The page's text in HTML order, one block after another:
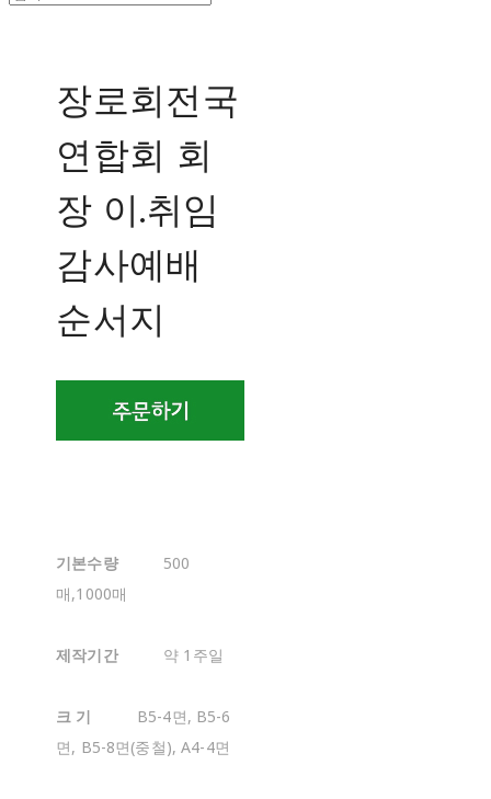
장로회전국
연합회 회
장 이.취임
감사예배
순서지
기본수량
500
매,1000매
제작기간 약 1주일
크 기
B5-4면, B5-6
면, B5-8면(중철), A4-4면